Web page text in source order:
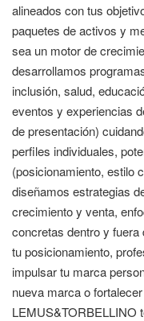
alineados con tus
paquetes de activos y
sea un motor de
desarrollamos
inclusión, salud,
eventos y experiencias
de presentación)
perfiles individuales,
(posicionamiento, estilo
diseñamos estrategias
crecimiento y venta,
concretas dentro y fuera
tu posicionamiento,
impulsar tu marca
nueva marca o
LEMUS&TORBELLINO